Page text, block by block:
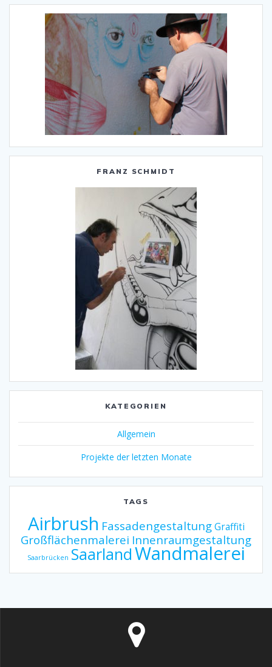
FRANZ SCHMIDT
KATEGORIEN
Allgemein
Projekte der letzten Monate
TAGS
Airbrush Fassadengestaltung Graffiti
Großflächenmalerei Innenraumgestaltung
Saarbrücken SaarlandWandmalerei